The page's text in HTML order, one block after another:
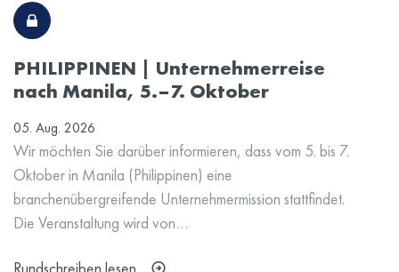
PHILIPPINEN | Unternehmerreise
nach Manila, 5.–7. Oktober
05. Aug. 2026
Wir möchten Sie darüber informieren, dass vom 5. bis 7.
Oktober in Manila (Philippinen) eine
branchenübergreifende Unternehmermission stattfindet.
Die Veranstaltung wird von…